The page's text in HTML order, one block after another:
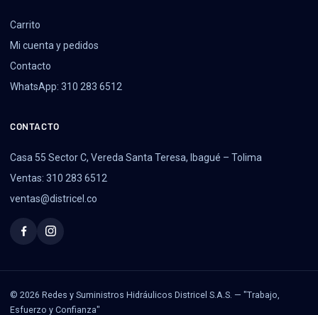
Carrito
Mi cuenta y pedidos
Contacto
WhatsApp: 310 283 6512
CONTACTO
Casa 55 Sector C, Vereda Santa Teresa, Ibagué – Tolima
Ventas: 310 283 6512
ventas@districel.co
© 2026 Redes y Suministros Hidráulicos Districel S.A.S. — "Trabajo,
Esfuerzo y Confianza"